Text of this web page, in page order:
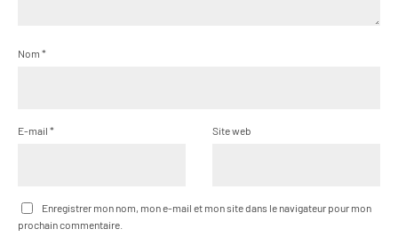
Nom *
E-mail * Site web
Enregistrer mon nom, mon e-mail et mon site dans le navigateur pour mon
prochain commentaire.